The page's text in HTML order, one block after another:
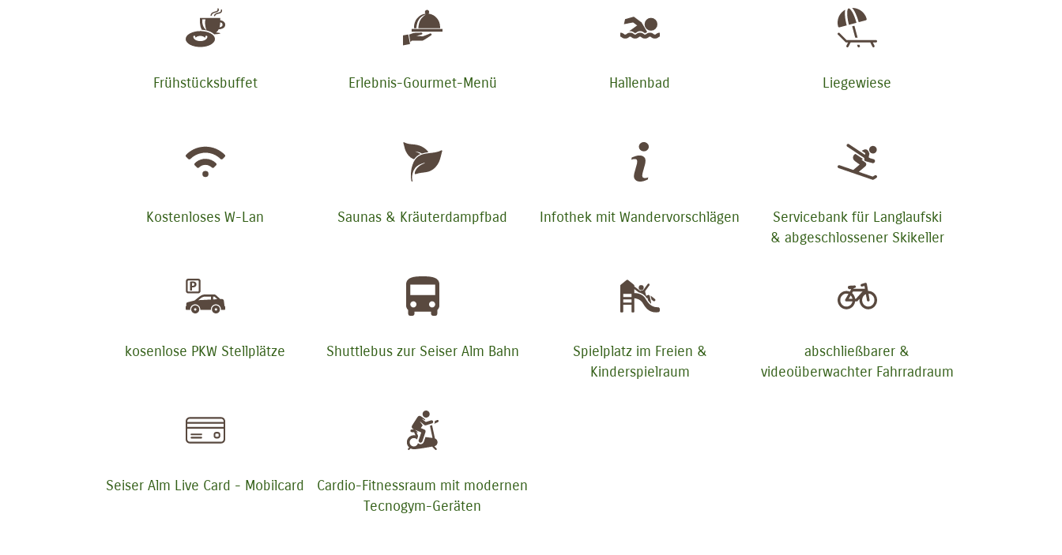
Frühstücksbuffet Erlebnis-Gourmet-Menü Hallenbad Liegewiese
Kostenloses W-Lan Saunas & Kräuterdampfbad Infothek mit Wandervorschlägen
Servicebank für Langlaufski
& abgeschlossener Skikeller
kosenlose PKW Stellplätze Shuttlebus zur Seiser Alm Bahn
Spielplatz im Freien &
Kinderspielraum
abschließbarer &
videoüberwachter Fahrradraum
Seiser Alm Live Card - Mobilcard
Cardio-Fitnessraum mit modernen
Tecnogym-Geräten